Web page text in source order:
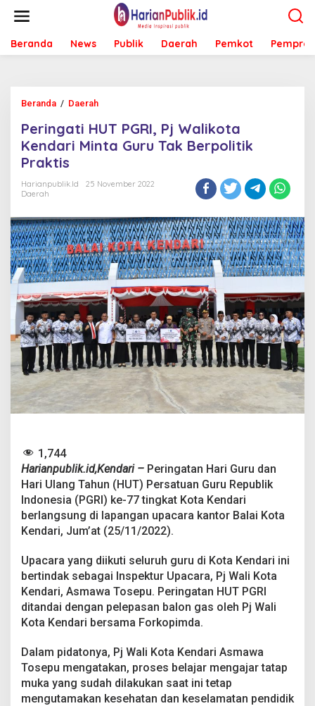
t
Beranda News Publik Daerah Pemkot Pemprov
Beranda / Daerah
r
i
n
a
H
U
T
P
G
R
I
,
P
j
W
a
l
k
n
d
a
M
n
t
a
G
u
r
T
a
k
B
e
Peringati HUT PGRI, Pj Walikota
Kendari Minta Guru Tak Berpolitik
Praktis
Harianpublik.id
25 November 2022
Daerah
1,744
Harianpublik.id,Kendari – Peringatan Hari Guru dan
Hari Ulang Tahun (HUT) Persatuan Guru Republik
Indonesia (PGRI) ke-77 tingkat Kota Kendari
berlangsung di lapangan upacara kantor Balai Kota
Kendari, Jum’at (25/11/2022).
Upacara yang diikuti seluruh guru di Kota Kendari ini
bertindak sebagai Inspektur Upacara, Pj Wali Kota
Kendari, Asmawa Tosepu. Peringatan HUT PGRI
ditandai dengan pelepasan balon gas oleh Pj Wali
Kota Kendari bersama Forkopimda.
Dalam pidatonya, Pj Wali Kota Kendari Asmawa
Tosepu mengatakan, proses belajar mengajar tatap
muka yang sudah dilakukan saat ini tetap
mengutamakan kesehatan dan keselamatan pendidik